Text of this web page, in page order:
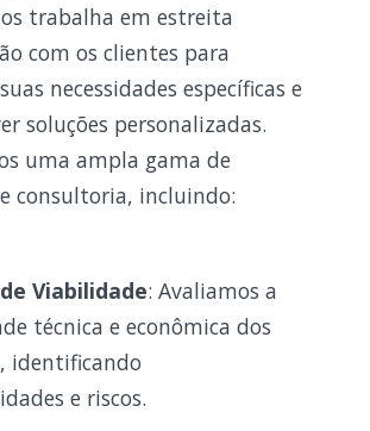
trabalha em estreita
com os clientes para
necessidades específicas e
soluções personalizadas.
uma ampla gama de
consultoria, incluindo:
Viabilidade: Avaliamos a
técnica e econômica dos
identificando
e riscos.